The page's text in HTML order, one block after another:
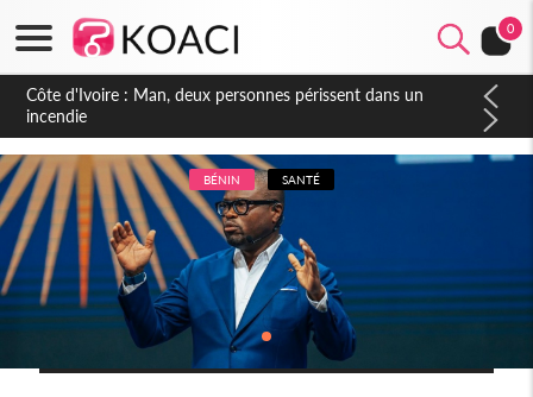
0
Côte d'Ivoire : Séileu, la célébration de la fête nationale
transformée en vaste campagne contre les produits
dépigmentants dangereux
BÉNIN SANTÉ